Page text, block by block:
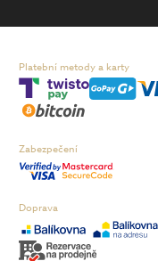
Platební metody a karty
Zabezpečení
Doprava